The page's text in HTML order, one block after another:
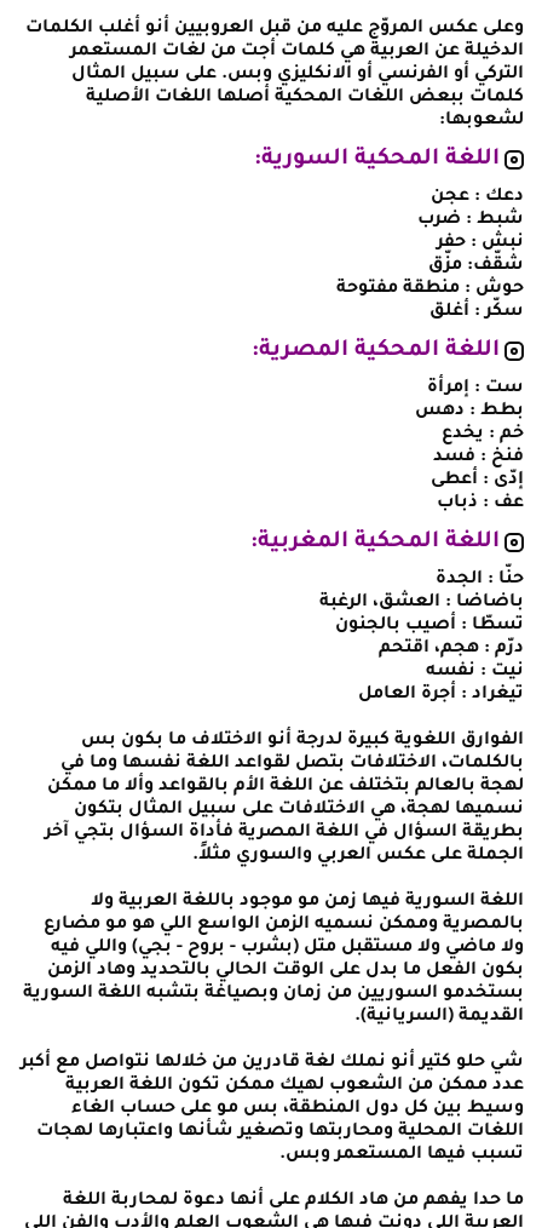
وعلى عكس المروّج عليه من قبل العروبيين أنو أغلب الكلمات
الدخيلة عن العربية هي كلمات أجت من لغات المستعمر
التركي أو الفرنسي أو الانكليزي وبس. على سبيل المثال
كلمات ببعض اللغات المحكية أصلها اللغات الأصلية
لشعوبها:
اللغة المحكية السورية:
دعك : عجن
شبط : ضرب
نبش : حفر
شقّف: مزّق
حوش : منطقة مفتوحة
سكّر : أغلق
اللغة المحكية المصرية:
ست : إمرأة
بطط : دهس
خم : يخدع
فنخ : فسد
إدّى : أعطى
عف : ذباب
اللغة المحكية المغربية:
حنّا : الجدة
باضاضا : العشق، الرغبة
تسطّا : أصيب بالجنون
درّم : هجم، اقتحم
نيت : نفسه
تيغراد : أجرة العامل
الفوارق اللغوية كبيرة لدرجة أنو الاختلاف ما بكون بس
بالكلمات، الاختلافات بتصل لقواعد اللغة نفسها وما في
لهجة بالعالم بتختلف عن اللغة الأم بالقواعد وألا ما ممكن
نسميها لهجة، هي الاختلافات على سبيل المثال بتكون
بطريقة السؤال في اللغة المصرية فأداة السؤال بتجي آخر
الجملة على عكس العربي والسوري مثلاً.
اللغة السورية فيها زمن مو موجود باللغة العربية ولا
بالمصرية وممكن نسميه الزمن الواسع اللي هو مو مضارع
ولا ماضي ولا مستقبل متل (بشرب - بروح - بجي) واللي فيه
بكون الفعل ما بدل على الوقت الحالي بالتحديد وهاد الزمن
بستخدمو السوريين من زمان وبصياغة بتشبه اللغة السورية
القديمة (السريانية).
شي حلو كتير أنو نملك لغة قادرين من خلالها نتواصل مع أكبر
عدد ممكن من الشعوب لهيك ممكن تكون اللغة العربية
وسيط بين كل دول المنطقة، بس مو على حساب الغاء
اللغات المحلية ومحاربتها وتصغير شأنها واعتبارها لهجات
تسبب فيها المستعمر وبس.
ما حدا يفهم من هاد الكلام على أنها دعوة لمحاربة اللغة